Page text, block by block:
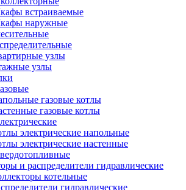
встраиваемые
наружные
узлы
узлы
газовые котлы
газовые котлы
электрические напольные
электрические настенные
и распределители гидравлические
котельные
гидравлические